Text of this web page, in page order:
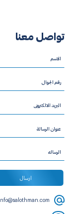
تواصل معنا